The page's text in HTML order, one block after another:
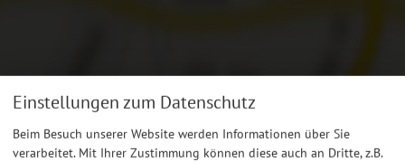
Einstellungen zum Datenschutz
Beim Besuch unserer Website werden Informationen über Sie
verarbeitet. Mit Ihrer Zustimmung können diese auch an Dritte, z.B.